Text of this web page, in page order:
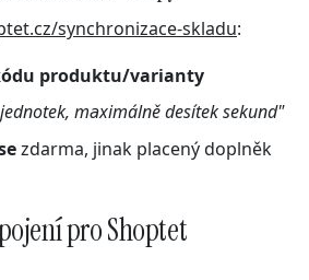
synchronizace-skladu:
produktu/varianty
maximálně desítek sekund"
zdarma, jinak placený doplněk
pro Shoptet